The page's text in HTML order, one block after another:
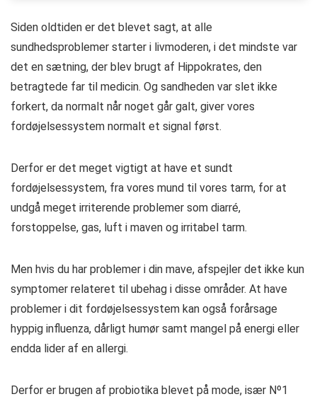
Siden oldtiden er det blevet sagt, at alle
sundhedsproblemer starter i livmoderen, i det mindste var
det en sætning, der blev brugt af Hippokrates, den
betragtede far til medicin. Og sandheden var slet ikke
forkert, da normalt når noget går galt, giver vores
fordøjelsessystem normalt et signal først.
Derfor er det meget vigtigt at have et sundt
fordøjelsessystem, fra vores mund til vores tarm, for at
undgå meget irriterende problemer som diarré,
forstoppelse, gas, luft i maven og irritabel tarm.
Men hvis du har problemer i din mave, afspejler det ikke kun
symptomer relateret til ubehag i disse områder. At have
problemer i dit fordøjelsessystem kan også forårsage
hyppig influenza, dårligt humør samt mangel på energi eller
endda lider af en allergi.
Derfor er brugen af ​​probiotika blevet på mode, især Nº1